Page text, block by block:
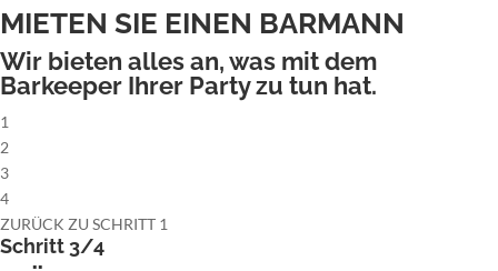
MIETEN SIE EINEN BARMANN
Wir bieten alles an, was mit dem
Barkeeper Ihrer Party zu tun hat.
1
2
3
4
ZURÜCK ZU SCHRITT 1
Schritt 3/4